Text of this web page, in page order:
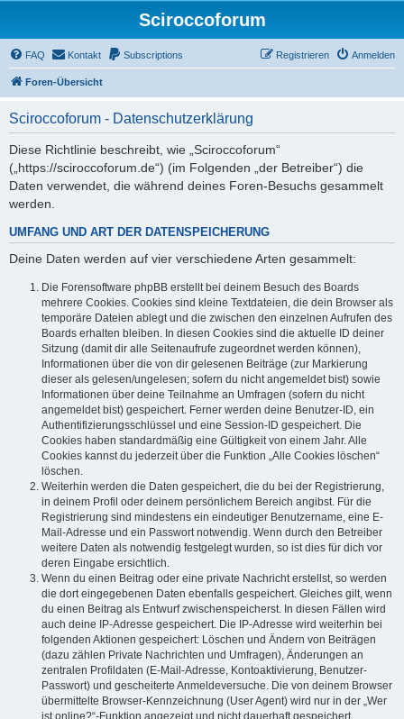
Sciroccoforum
FAQ Kontakt Subscriptions Anmelden
Registrieren
Foren-Übersicht
Sciroccoforum - Datenschutzerklärung
Diese Richtlinie beschreibt, wie „Sciroccoforum“
(„https://sciroccoforum.de“) (im Folgenden „der Betreiber“) die
Daten verwendet, die während deines Foren-Besuchs gesammelt
werden.
UMFANG UND ART DER DATENSPEICHERUNG
Deine Daten werden auf vier verschiedene Arten gesammelt:
Die Forensoftware phpBB erstellt bei deinem Besuch des Boards
mehrere Cookies. Cookies sind kleine Textdateien, die dein Browser als
temporäre Dateien ablegt und die zwischen den einzelnen Aufrufen des
Boards erhalten bleiben. In diesen Cookies sind die aktuelle ID deiner
Sitzung (damit dir alle Seitenaufrufe zugeordnet werden können),
Informationen über die von dir gelesenen Beiträge (zur Markierung
dieser als gelesen/ungelesen; sofern du nicht angemeldet bist) sowie
Informationen über deine Teilnahme an Umfragen (sofern du nicht
angemeldet bist) gespeichert. Ferner werden deine Benutzer-ID, ein
Authentifizierungsschlüssel und eine Session-ID gespeichert. Die
Cookies haben standardmäßig eine Gültigkeit von einem Jahr. Alle
Cookies kannst du jederzeit über die Funktion „Alle Cookies löschen“
löschen.
Weiterhin werden die Daten gespeichert, die du bei der Registrierung,
in deinem Profil oder deinem persönlichem Bereich angibst. Für die
Registrierung sind mindestens ein eindeutiger Benutzername, eine E-
Mail-Adresse und ein Passwort notwendig. Wenn durch den Betreiber
weitere Daten als notwendig festgelegt wurden, so ist dies für dich vor
deren Eingabe ersichtlich.
Wenn du einen Beitrag oder eine private Nachricht erstellst, so werden
die dort eingegebenen Daten ebenfalls gespeichert. Gleiches gilt, wenn
du einen Beitrag als Entwurf zwischenspeicherst. In diesen Fällen wird
auch deine IP-Adresse gespeichert. Die IP-Adresse wird weiterhin bei
folgenden Aktionen gespeichert: Löschen und Ändern von Beiträgen
(dazu zählen Private Nachrichten und Umfragen), Änderungen an
zentralen Profildaten (E-Mail-Adresse, Kontoaktivierung, Benutzer-
Passwort) und gescheiterte Anmeldeversuche. Die von deinem Browser
übermittelte Browser-Kennzeichnung (User Agent) wird nur in der „Wer
ist online?“-Funktion angezeigt und nicht dauerhaft gespeichert.